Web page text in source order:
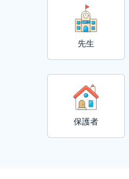
先生
保護者